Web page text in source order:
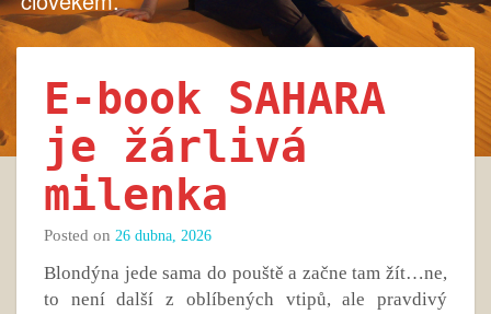
navigation
E-book SAHARA
je žárlivá
milenka
Posted on 26 dubna, 2026
Blondýna jede sama do pouště a začne tam žít…ne,
to není další z oblíbených vtipů, ale pravdivý